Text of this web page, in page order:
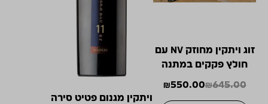
זוג ויתקין מחוזק NV עם
חולץ פקקים במתנה
₪645.00
המחיר
₪550.00
המחיר
ויתקין מגנום פטיט סירה